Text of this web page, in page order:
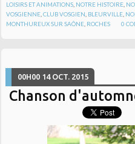
LOISIRS ET ANIMATIONS, NOTRE HISTOIRE,
VOSGIENNE,CLUB VOSGIEN, BLEURVILLE,
MONTHUREUX SUR SAÔNE, ROCHES 0
00H00 14 OCT. 2015
Chanson